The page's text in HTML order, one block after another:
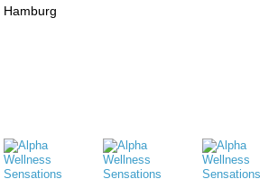
Hamburg